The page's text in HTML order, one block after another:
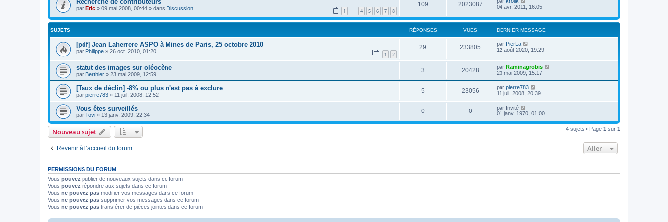
Recherche de contributeurs
par Eric » 09 mai 2008, 00:44 » dans Discussion 1 4 5 6 7 8
109 2023087
04 avr. 2011, 16:05
SUJETS RÉPONSES VUES DERNIER MESSAGE
[pdf] Jean Laherrere ASPO à Mines de Paris, 25 octobre 2010
par Philippe » 26 oct. 2010, 01:20 1 2
29 233805 par PierLa
12 août 2020, 19:29
statut des images sur oléocène
par Berthier » 23 mai 2009, 12:59
3 20428 par Raminagrobis
23 mai 2009, 15:17
[Taux de déclin] -8% ou plus n'est pas à exclure
par pierre783 » 11 juil. 2008, 12:52
5 23056 par pierre783
11 juil. 2008, 20:39
Vous êtes surveillés
par Tovi » 13 janv. 2009, 22:34
0 0 par Invité
01 janv. 1970, 01:00
Nouveau sujet 4 sujets • Page 1 sur 1
Revenir à l’accueil du forum Aller
PERMISSIONS DU FORUM
Vous pouvez publier de nouveaux sujets dans ce forum
Vous pouvez répondre aux sujets dans ce forum
Vous ne pouvez pas modifier vos messages dans ce forum
Vous ne pouvez pas supprimer vos messages dans ce forum
Vous ne pouvez pas transférer de pièces jointes dans ce forum